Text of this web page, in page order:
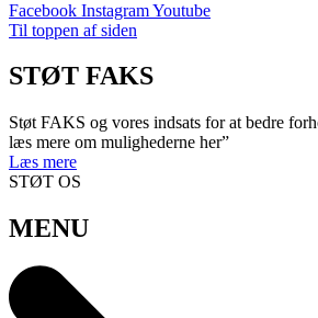
Facebook InstagramYoutube
Til toppen af siden
STØT FAKS
Støt FAKS og vores indsats for at bedre
læs mere om mulighederne her”
Læs mere
STØT OS
MENU